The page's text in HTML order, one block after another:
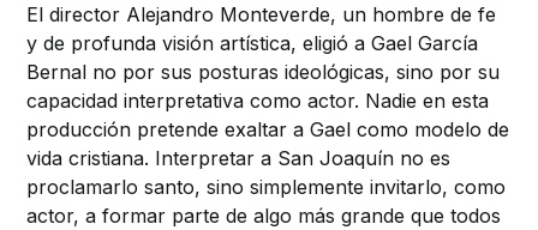
El director Alejandro Monteverde, un hombre de fe
y de profunda visión artística, eligió a Gael García
Bernal no por sus posturas ideológicas, sino por su
capacidad interpretativa como actor. Nadie en esta
producción pretende exaltar a Gael como modelo de
vida cristiana. Interpretar a San Joaquín no es
proclamarlo santo, sino simplemente invitarlo, como
actor, a formar parte de algo más grande que todos